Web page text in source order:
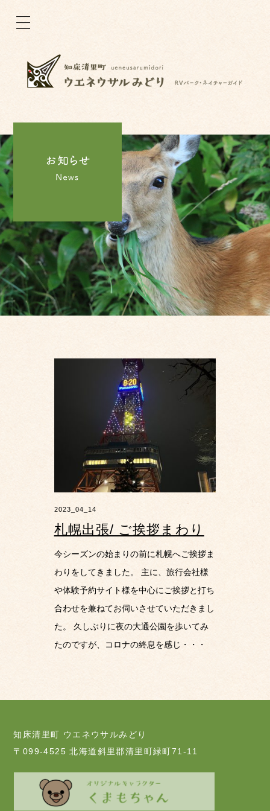
2023_04_14
札幌出張/ ご挨拶まわり
今シーズンの始まりの前に札幌へご挨拶ま
わりをしてきました。 主に、旅行会社様
や体験予約サイト様を中心にご挨拶と打ち
合わせを兼ねてお伺いさせていただきまし
た。 久しぶりに夜の大通公園を歩いてみ
たのですが、コロナの終息を感じ・・・
知床清里町 ウエネウサルみどり
〒099-4525 北海道斜里郡清里町緑町71-11